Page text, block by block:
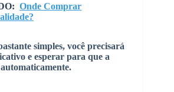
Onde Comprar
simples, você precisará
e esperar para que a